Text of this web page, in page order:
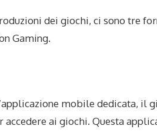
dei giochi, ci sono tre
Gaming.
mobile dedicata, il
ai giochi. Questa